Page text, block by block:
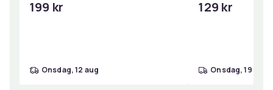
199 kr
onsdag, 12 aug
129 kr
onsdag, 19 aug